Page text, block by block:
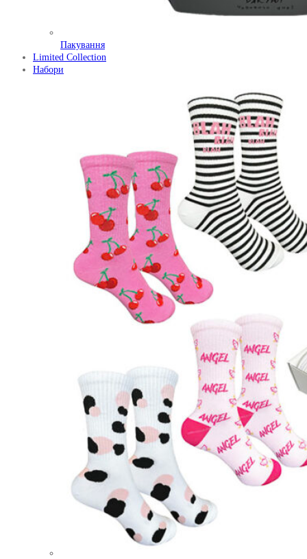
Пакування
Limited Collection
Набори